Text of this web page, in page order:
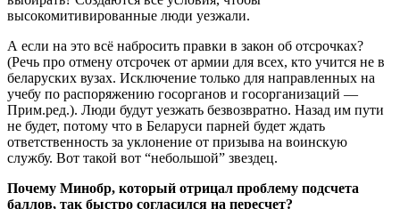
высокомитивированные люди уезжали.
А если на это всё набросить правки в закон об отсрочках?
(Речь про отмену отсрочек от армии для всех, кто учится не в
беларуских вузах. Исключение только для направленных на
учебу по распоряжению госорганов и госорганизаций —
Прим.ред.). Люди будут уезжать безвозвратно. Назад им пути
не будет, потому что в Беларуси парней будет ждать
ответственность за уклонение от призыва на воинскую
службу. Вот такой вот “небольшой” звездец.
Почему Минобр, который отрицал проблему подсчета
баллов, так быстро согласился на пересчет?